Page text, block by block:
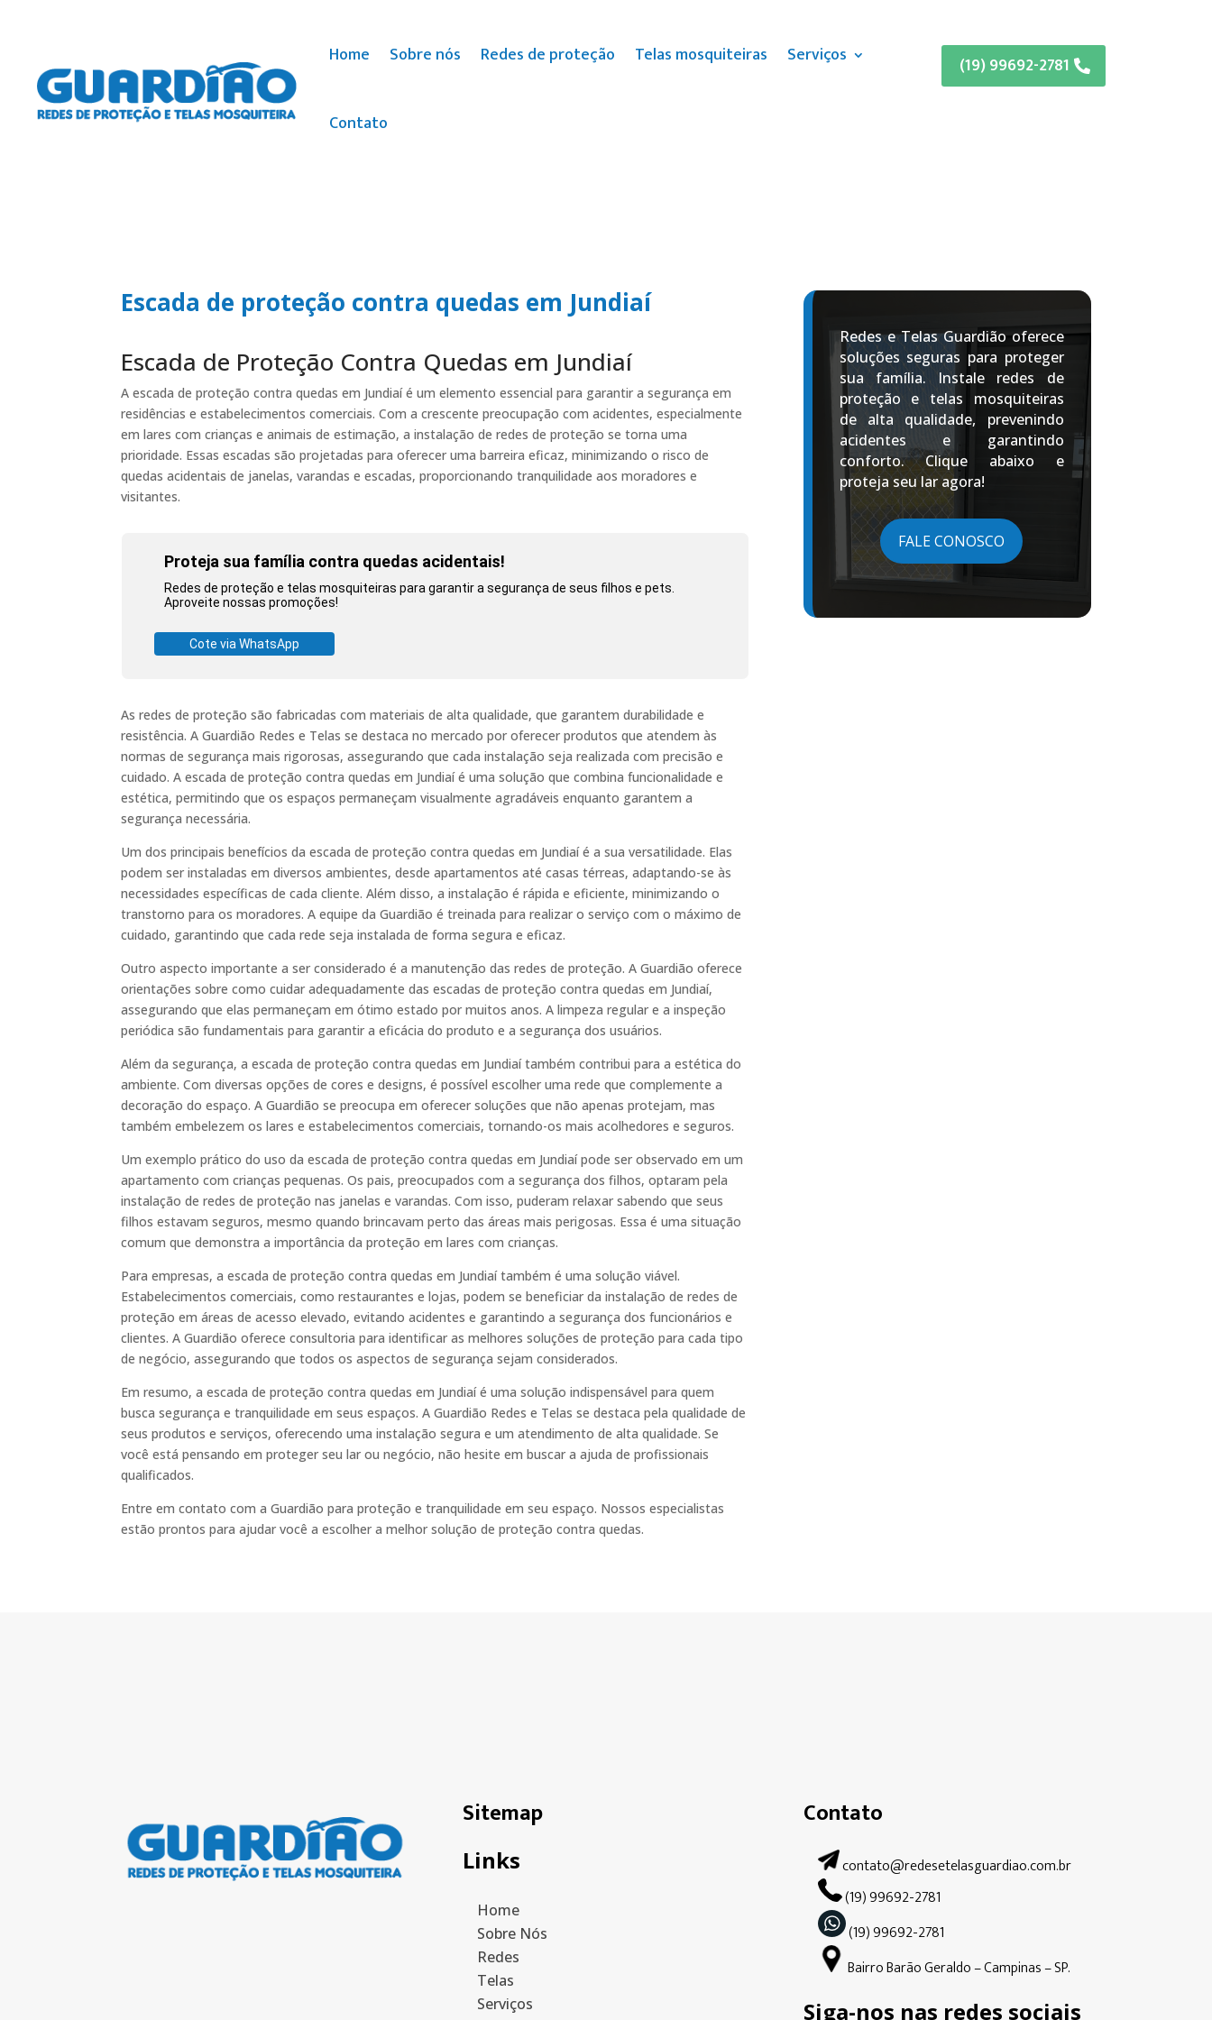
Home Sobre nós Redes de proteção Telas mosquiteiras Serviços
Contato
(19) 99692-2781
Escada de proteção contra quedas em Jundiaí
Escada de Proteção Contra Quedas em Jundiaí
A escada de proteção contra quedas em Jundiaí é um elemento essencial para garantir a segurança em
residências e estabelecimentos comerciais. Com a crescente preocupação com acidentes, especialmente
em lares com crianças e animais de estimação, a instalação de redes de proteção se torna uma
prioridade. Essas escadas são projetadas para oferecer uma barreira eficaz, minimizando o risco de
quedas acidentais de janelas, varandas e escadas, proporcionando tranquilidade aos moradores e
visitantes.
Proteja sua família contra quedas acidentais!
Redes de proteção e telas mosquiteiras para garantir a segurança de seus filhos e pets.
Aproveite nossas promoções!
Cote via WhatsApp
As redes de proteção são fabricadas com materiais de alta qualidade, que garantem durabilidade e
resistência. A Guardião Redes e Telas se destaca no mercado por oferecer produtos que atendem às
normas de segurança mais rigorosas, assegurando que cada instalação seja realizada com precisão e
cuidado. A escada de proteção contra quedas em Jundiaí é uma solução que combina funcionalidade e
estética, permitindo que os espaços permaneçam visualmente agradáveis enquanto garantem a
segurança necessária.
Um dos principais benefícios da escada de proteção contra quedas em Jundiaí é a sua versatilidade. Elas
podem ser instaladas em diversos ambientes, desde apartamentos até casas térreas, adaptando-se às
necessidades específicas de cada cliente. Além disso, a instalação é rápida e eficiente, minimizando o
transtorno para os moradores. A equipe da Guardião é treinada para realizar o serviço com o máximo de
cuidado, garantindo que cada rede seja instalada de forma segura e eficaz.
Outro aspecto importante a ser considerado é a manutenção das redes de proteção. A Guardião oferece
orientações sobre como cuidar adequadamente das escadas de proteção contra quedas em Jundiaí,
assegurando que elas permaneçam em ótimo estado por muitos anos. A limpeza regular e a inspeção
periódica são fundamentais para garantir a eficácia do produto e a segurança dos usuários.
Além da segurança, a escada de proteção contra quedas em Jundiaí também contribui para a estética do
ambiente. Com diversas opções de cores e designs, é possível escolher uma rede que complemente a
decoração do espaço. A Guardião se preocupa em oferecer soluções que não apenas protejam, mas
também embelezem os lares e estabelecimentos comerciais, tornando-os mais acolhedores e seguros.
Um exemplo prático do uso da escada de proteção contra quedas em Jundiaí pode ser observado em um
apartamento com crianças pequenas. Os pais, preocupados com a segurança dos filhos, optaram pela
instalação de redes de proteção nas janelas e varandas. Com isso, puderam relaxar sabendo que seus
filhos estavam seguros, mesmo quando brincavam perto das áreas mais perigosas. Essa é uma situação
comum que demonstra a importância da proteção em lares com crianças.
Para empresas, a escada de proteção contra quedas em Jundiaí também é uma solução viável.
Estabelecimentos comerciais, como restaurantes e lojas, podem se beneficiar da instalação de redes de
proteção em áreas de acesso elevado, evitando acidentes e garantindo a segurança dos funcionários e
clientes. A Guardião oferece consultoria para identificar as melhores soluções de proteção para cada tipo
de negócio, assegurando que todos os aspectos de segurança sejam considerados.
Em resumo, a escada de proteção contra quedas em Jundiaí é uma solução indispensável para quem
busca segurança e tranquilidade em seus espaços. A Guardião Redes e Telas se destaca pela qualidade de
seus produtos e serviços, oferecendo uma instalação segura e um atendimento de alta qualidade. Se
você está pensando em proteger seu lar ou negócio, não hesite em buscar a ajuda de profissionais
qualificados.
Entre em contato com a Guardião para proteção e tranquilidade em seu espaço. Nossos especialistas
estão prontos para ajudar você a escolher a melhor solução de proteção contra quedas.
Redes e Telas Guardião oferece
soluções seguras para proteger
sua família. Instale redes de
proteção e telas mosquiteiras
de alta qualidade, prevenindo
acidentes e garantindo
conforto. Clique abaixo e
proteja seu lar agora!
FALE CONOSCO
Sitemap
Links
Home
Sobre Nós
Redes
Telas
Serviços
Contato
contato@redesetelasguardiao.com.br
(19) 99692-2781
(19) 99692-2781
Bairro Barão Geraldo – Campinas – SP.
Siga-nos nas redes sociais